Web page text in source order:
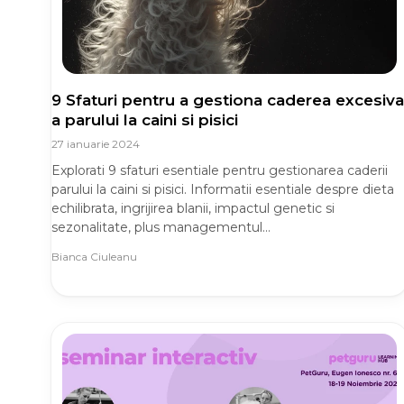
9 Sfaturi pentru a gestiona caderea excesiva
a parului la caini si pisici
27 ianuarie 2024
Explorati 9 sfaturi esentiale pentru gestionarea caderii
parului la caini si pisici. Informatii esentiale despre dieta
echilibrata, ingrijirea blanii, impactul genetic si
sezonalitate, plus managementul...
Bianca Ciuleanu